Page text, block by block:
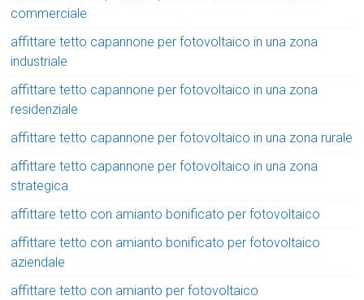
commerciale
affittare tetto capannone per fotovoltaico in una zona
industriale
affittare tetto capannone per fotovoltaico in una zona
residenziale
affittare tetto capannone per fotovoltaico in una zona rurale
affittare tetto capannone per fotovoltaico in una zona
strategica
affittare tetto con amianto bonificato per fotovoltaico
affittare tetto con amianto bonificato per fotovoltaico
aziendale
affittare tetto con amianto per fotovoltaico